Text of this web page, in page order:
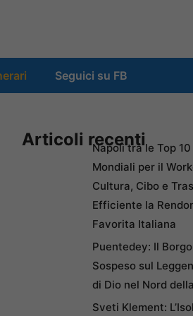
Seguici su FB
Articoli recenti
Napoli tra le Top
Mondiali per il
Cultura, Cibo e
Efficiente la
Favorita Italiana
Puentedey: Il
Sospeso sul
di Dio nel Nord
Sveti Klement: